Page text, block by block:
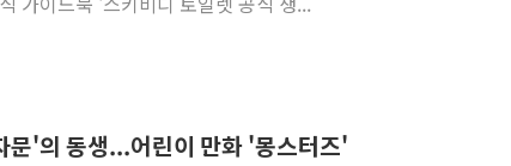
문'의 동생...어린이 만화 '몽스터즈'